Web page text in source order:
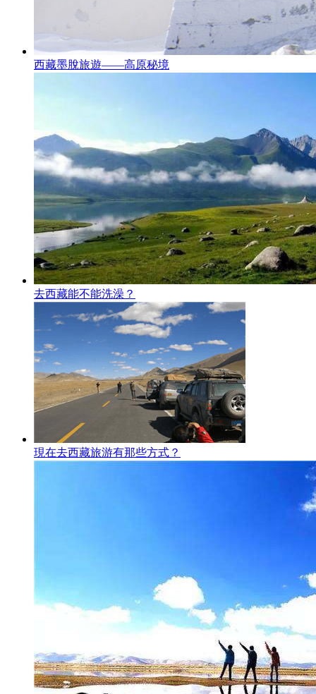
西藏墨脫旅遊——高原秘境
去西藏能不能洗澡？
現在去西藏旅游有那些方式？